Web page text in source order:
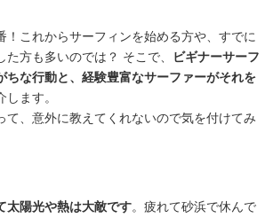
！これからサーフィンを始める方や、すでに
方も多いのでは？ そこで、
ビギナーサーフ
ちな行動と、経験豊富なサーファーがそれを
します。
て、意外に教えてくれないので気を付けてみ
太陽光や熱は大敵です。疲れて砂浜で休んで